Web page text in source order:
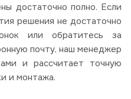
достаточно полно. Если
решения не достаточно
или обратитесь за
почту, наш менеджер
и рассчитает точную
и монтажа.